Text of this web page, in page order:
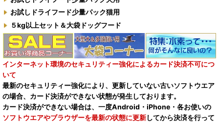
お試しドライフード少量パック猫用
５kg以上セット＆大袋ドッグフード
インターネット環境のセキュリティー強化によるカード決済不可につ
いて
最新のセキュリティー強化により、更新していない古いソフトウエア
の場合、カード決済ができない状態が発生しております。
カード決済ができない場合は、一度Android・iPhone・各お使いの
ソフトウエアやブラウザーを最新の状態に更新してから決済を行って